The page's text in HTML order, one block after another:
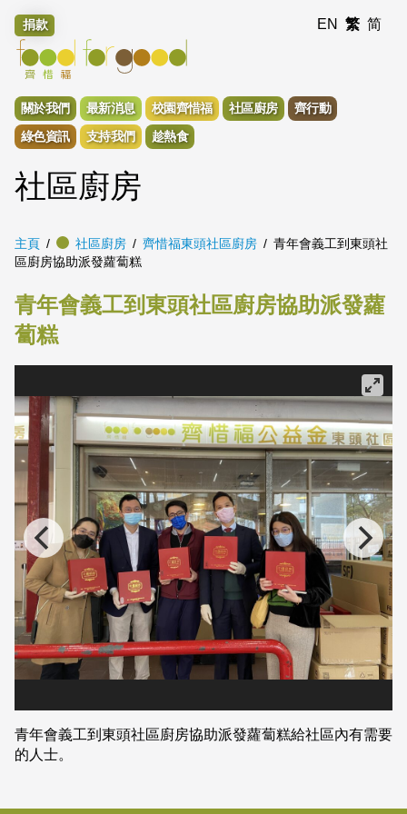
捐款 EN 繁 简
關於我們 最新消息 校園齊惜福 社區廚房
齊行動
綠色資訊
支持我們 趁熱食
社區廚房
主頁 社區廚房 齊惜福東頭社區廚房
青年會義工到東頭社
區廚房協助派發蘿蔔糕
青年會義工到東頭社區廚房協助派發蘿
蔔糕
青年會義工到東頭社區廚房協助派發蘿蔔糕給社區內有需要
的人士。